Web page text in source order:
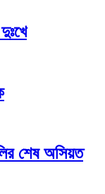
শেষ অসিয়ত